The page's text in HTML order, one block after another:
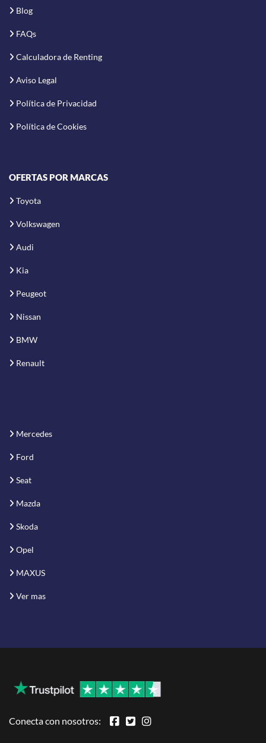
Blog
FAQs
Calculadora de Renting
Aviso Legal
Política de Privacidad
Política de Cookies
OFERTAS POR MARCAS
Toyota
Volkswagen
Audi
Kia
Peugeot
Nissan
BMW
Renault
Mercedes
Ford
Seat
Mazda
Skoda
Opel
MAXUS
Ver mas
Conecta con nosotros: